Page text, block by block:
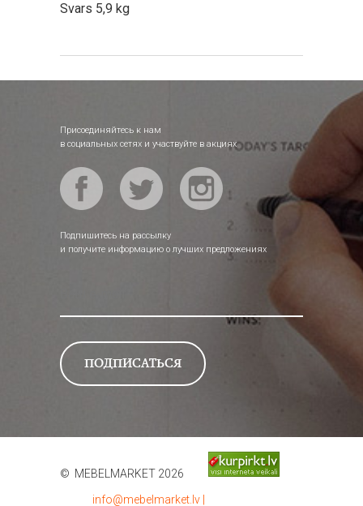
Svars 5,9 kg
Присоединяйтесь к нам
в социальных сетях и участвуйте в акциях
Подпишитесь на рассылку
и получите информацию о лучших предложениях
© MEBELMARKET 2026
info@mebelmarket.lv